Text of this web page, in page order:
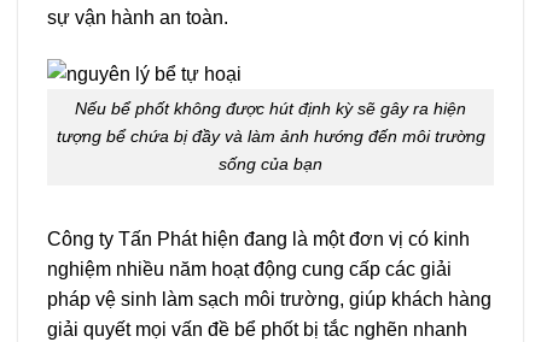
sự vận hành an toàn.
Nếu bể phốt không được hút định kỳ sẽ gây ra hiện
tượng bể chứa bị đầy và làm ảnh hướng đến môi trường
sống của bạn
Công ty Tấn Phát hiện đang là một đơn vị có kinh
nghiệm nhiều năm hoạt động cung cấp các giải
pháp vệ sinh làm sạch môi trường, giúp khách hàng
giải quyết mọi vấn đề bể phốt bị tắc nghẽn nhanh